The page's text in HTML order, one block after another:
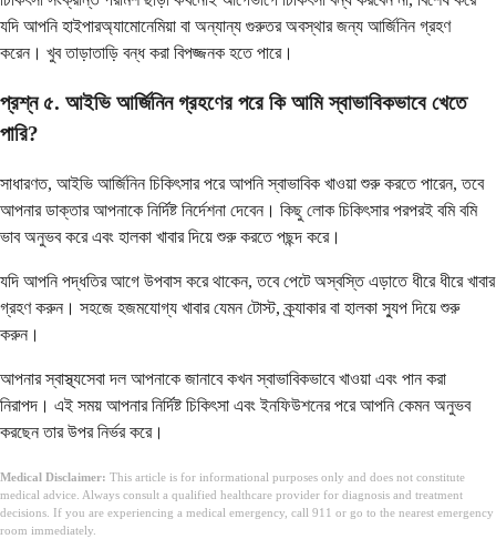
যদি আপনি হাইপারঅ্যামোনেমিয়া বা অন্যান্য গুরুতর অবস্থার জন্য আর্জিনিন গ্রহণ
করেন। খুব তাড়াতাড়ি বন্ধ করা বিপজ্জনক হতে পারে।
প্রশ্ন ৫. আইভি আর্জিনিন গ্রহণের পরে কি আমি স্বাভাবিকভাবে খেতে
পারি?
সাধারণত, আইভি আর্জিনিন চিকিৎসার পরে আপনি স্বাভাবিক খাওয়া শুরু করতে পারেন, তবে
আপনার ডাক্তার আপনাকে নির্দিষ্ট নির্দেশনা দেবেন। কিছু লোক চিকিৎসার পরপরই বমি বমি
ভাব অনুভব করে এবং হালকা খাবার দিয়ে শুরু করতে পছন্দ করে।
যদি আপনি পদ্ধতির আগে উপবাস করে থাকেন, তবে পেটে অস্বস্তি এড়াতে ধীরে ধীরে খাবার
গ্রহণ করুন। সহজে হজমযোগ্য খাবার যেমন টোস্ট, ক্র্যাকার বা হালকা স্যুপ দিয়ে শুরু
করুন।
আপনার স্বাস্থ্যসেবা দল আপনাকে জানাবে কখন স্বাভাবিকভাবে খাওয়া এবং পান করা
নিরাপদ। এই সময় আপনার নির্দিষ্ট চিকিৎসা এবং ইনফিউশনের পরে আপনি কেমন অনুভব
করছেন তার উপর নির্ভর করে।
Medical Disclaimer: This article is for informational purposes only and does not constitute
medical advice. Always consult a qualified healthcare provider for diagnosis and treatment
decisions. If you are experiencing a medical emergency, call 911 or go to the nearest emergency
room immediately.